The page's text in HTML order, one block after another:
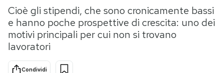
Scienza
Cultura
Economia
Sport
Media
Europa
Cioè gli stipendi, che sono cronicamente bassi
e hanno poche prospettive di crescita: uno dei
motivi principali per cui non si trovano
lavoratori
Condividi